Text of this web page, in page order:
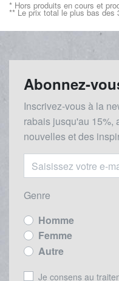
* Hors produits en cours et
** Le prix total le plus bas des
Abonnez-
Inscrivez-vous à la
rabais jusqu'au 15%,
nouvelles et des
Genre
Homme
Femme
Autre
Je consens au